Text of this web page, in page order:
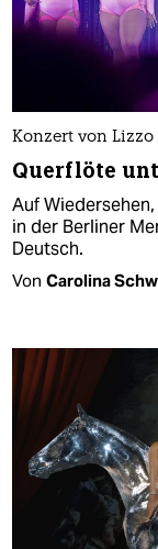
Konzert von
Querflöte
Auf
in der Berliner
Deutsch.
Von Carolina